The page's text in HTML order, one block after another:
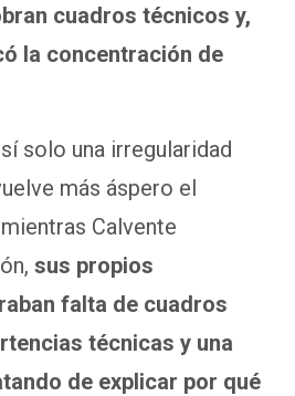
cuadros técnicos y,
la concentración de
solo una irregularidad
más áspero el
Calvente
sus propios
falta de cuadros
técnicas y una
de explicar por qué